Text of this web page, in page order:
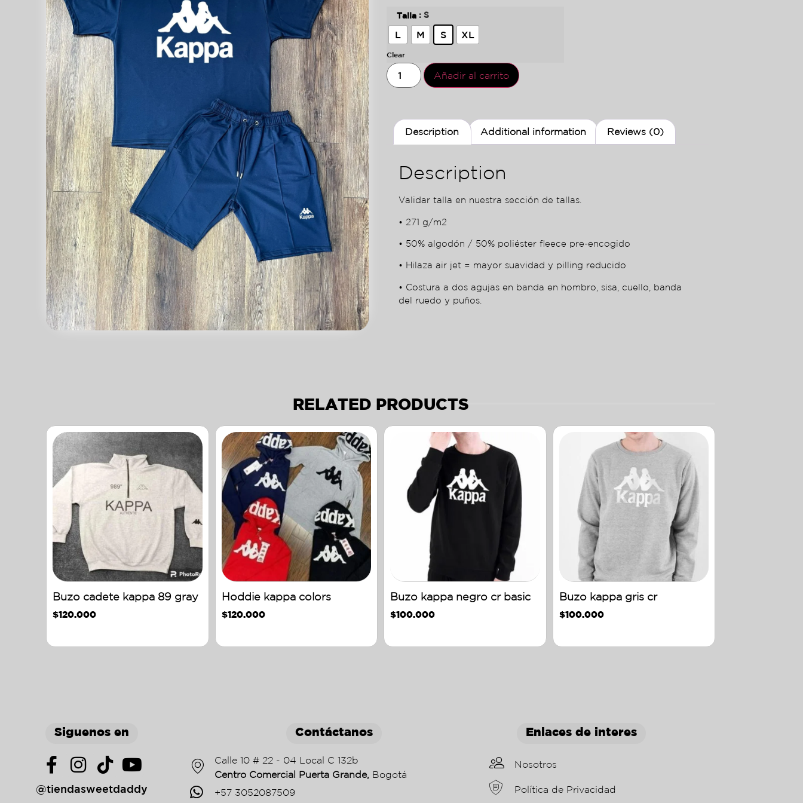
Talla : S
L M S XL
Clear
Añadir al carrito
Description Additional information Reviews (0)
Description
Validar talla en nuestra sección de tallas.
• 271 g/m2
• 50% algodón / 50% poliéster fleece pre-encogido
• Hilaza air jet = mayor suavidad y pilling reducido
• Costura a dos agujas en banda en hombro, sisa, cuello, banda
del ruedo y puños.
RELATED PRODUCTS
Buzo cadete kappa 89 gray
$120.000
Hoddie kappa colors
$120.000
Buzo kappa negro cr basic
$100.000
Buzo kappa gris cr
$100.000
Siguenos en
@tiendasweetdaddy
Contáctanos
Calle 10 # 22 - 04 Local C 132b
Centro Comercial Puerta Grande, Bogotá
+57 3052087509
Enlaces de interes
Nosotros
Política de Privacidad